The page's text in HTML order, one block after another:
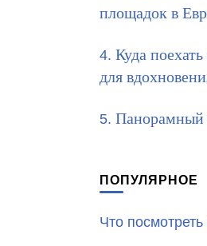
площадок в
Куда
для
Панорамный
ПОПУЛЯРНОЕ
Что